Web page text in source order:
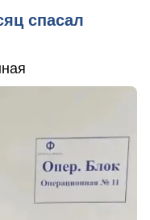
спасал